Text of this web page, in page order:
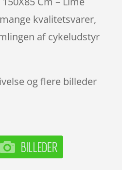
kvalitetsvarer,
af cykeludstyr
og flere billeder